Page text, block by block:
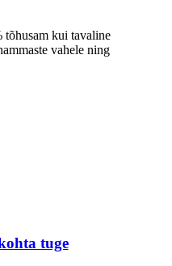
tõhusam kui tavaline
vahele ning
tuge